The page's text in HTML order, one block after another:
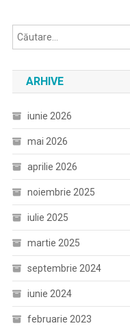
ARHIVE
iunie 2026
mai 2026
aprilie 2026
noiembrie 2025
iulie 2025
martie 2025
septembrie 2024
iunie 2024
februarie 2023